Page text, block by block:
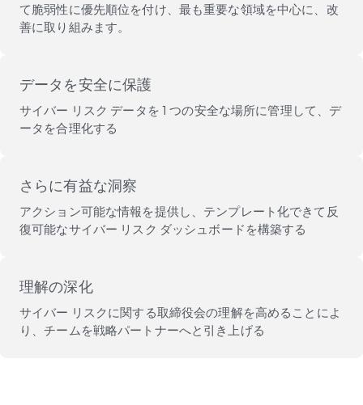
て脆弱性に優先順位を付け、最も重要な領域を中心に、改
善に取り組みます。
データを安全に保護
サイバー リスク データを 1 つの安全な場所に管理して、デ
ータを合理化する
さらに有益な洞察
アクション可能な情報を提供し、テンプレート化できて反
復可能なサイバー リスク ダッシュボードを構築する
理解の深化
サイバー リスクに関する取締役会の理解を高めることによ
り、チームを戦略パートナーへと引き上げる